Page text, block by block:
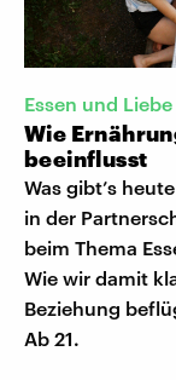
Essen und Liebe
Wie
beeinflusst
Was gibt’s
in der
beim Thema
Wie wir damit
Beziehung
Ab 21.